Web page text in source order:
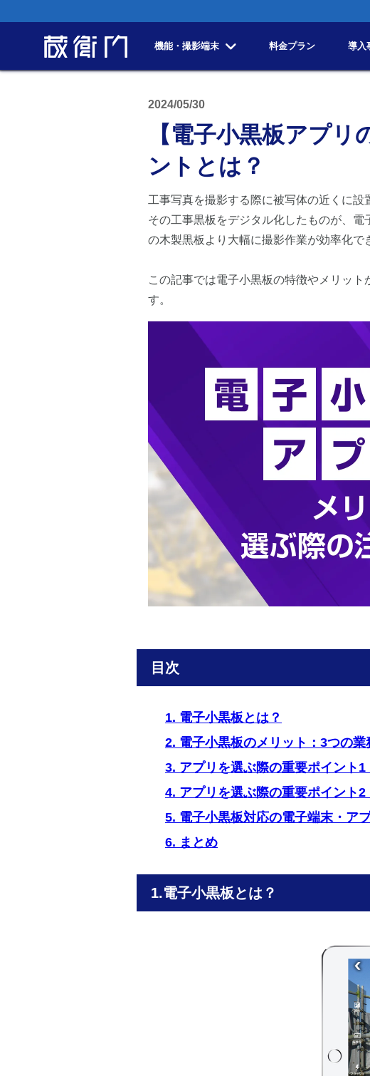
機能・撮影端末 料金プラン 導入
2024/05/30
【電子小黒板アプ
ントとは？
工事写真を撮影する際に被写体の近くに設
その工事黒板をデジタル化したものが、
の木製黒板より大幅に撮影作業が効率化で
この記事では電子小黒板の特徴やメリッ
す。
目次
1. 電子小黒板とは？
2. 電子小黒板のメリット：3つの業
3. アプリを選ぶ際の重要ポイント
4. アプリを選ぶ際の重要ポイント
5. 電子小黒板対応の電子端末・ア
6. まとめ
電子小黒板とは？